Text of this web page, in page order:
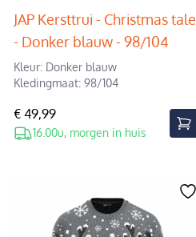
JAP Kersttrui - Christmas tale
- Donker blauw - 98/104
Kleur: Donker blauw
Kledingmaat: 98/104
€ 49,99
16.00u, morgen in huis